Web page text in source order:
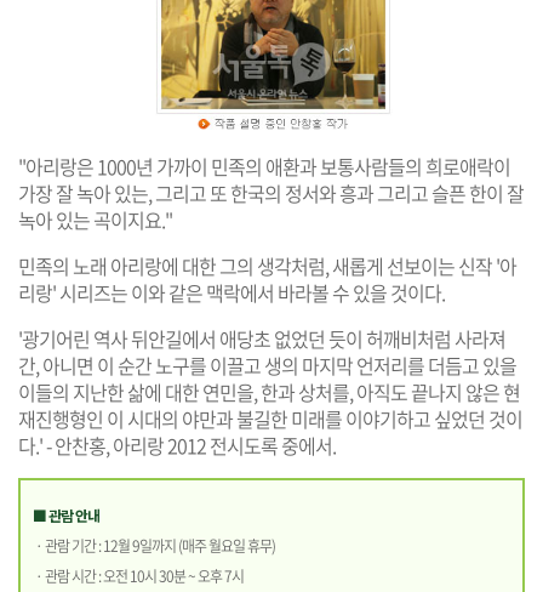
"아리랑은 1000년 가까이 민족의 애환과 보통사람들의 희로애락이
가장 잘 녹아 있는, 그리고 또 한국의 정서와 흥과 그리고 슬픈 한이 잘
녹아 있는 곡이지요."
민족의 노래 아리랑에 대한 그의 생각처럼, 새롭게 선보이는 신작 '아
리랑' 시리즈는 이와 같은 맥락에서 바라볼 수 있을 것이다.
'광기어린 역사 뒤안길에서 애당초 없었던 듯이 허깨비처럼 사라져
간, 아니면 이 순간 노구를 이끌고 생의 마지막 언저리를 더듬고 있을
이들의 지난한 삶에 대한 연민을, 한과 상처를, 아직도 끝나지 않은 현
재진행형인 이 시대의 야만과 불길한 미래를 이야기하고 싶었던 것이
다.' - 안찬홍, 아리랑 2012 전시도록 중에서.
■ 관람 안내
· 관람 기간 : 12월 9일까지 (매주 월요일 휴무)
· 관람 시간 : 오전 10시 30분 ~ 오후 7시